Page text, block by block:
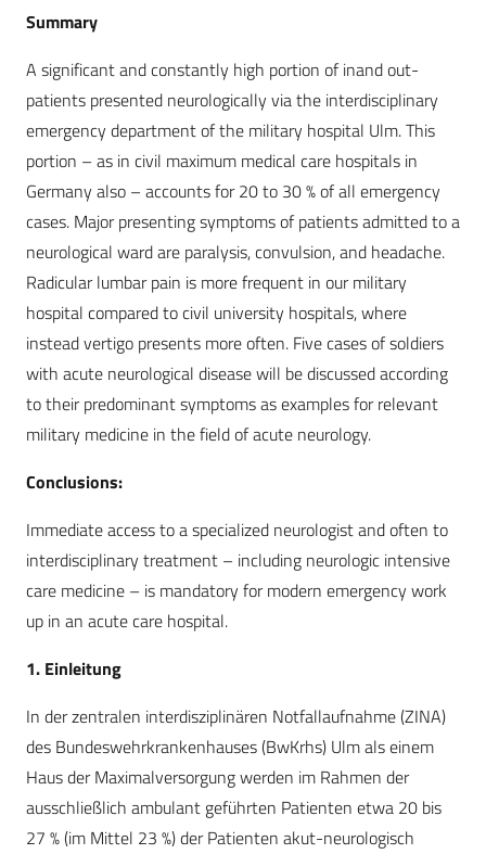
Summary
A significant and constantly high portion of inand out-
patients presented neurologically via the interdisciplinary
emergency department of the military hospital Ulm. This
portion – as in civil maximum medical care hospitals in
Germany also – accounts for 20 to 30 % of all emergency
cases. Major presenting symptoms of patients admitted to a
neurological ward are paralysis, convulsion, and headache.
Radicular lumbar pain is more frequent in our military
hospital compared to civil university hospitals, where
instead vertigo presents more often. Five cases of soldiers
with acute neurological disease will be discussed according
to their predominant symptoms as examples for relevant
military medicine in the field of acute neurology.
Conclusions:
Immediate access to a specialized neurologist and often to
interdisciplinary treatment – including neurologic intensive
care medicine – is mandatory for modern emergency work
up in an acute care hospital.
1. Einleitung
In der zentralen interdisziplinären Notfallaufnahme (ZINA)
des Bundeswehrkrankenhauses (BwKrhs) Ulm als einem
Haus der Maximalversorgung werden im Rahmen der
ausschließlich ambulant geführten Patienten etwa 20 bis
27 % (im Mittel 23 %) der Patienten akut-neurologisch